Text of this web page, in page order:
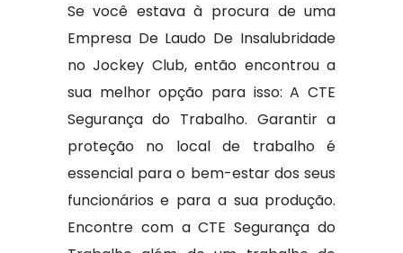
Se você estava à procura de uma
Empresa De Laudo De Insalubridade
no Jockey Club, então encontrou a
sua melhor opção para isso: A CTE
Segurança do Trabalho. Garantir a
proteção no local de trabalho é
essencial para o bem-estar dos seus
funcionários e para a sua produção.
Encontre com a CTE Segurança do